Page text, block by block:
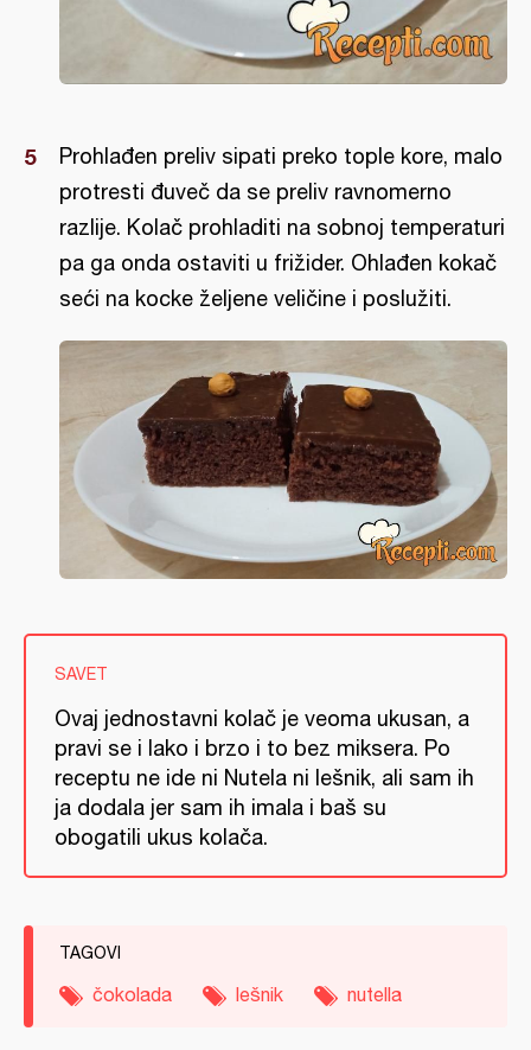
Prohlađen preliv sipati preko tople kore, malo
protresti đuveč da se preliv ravnomerno
razlije. Kolač prohladiti na sobnoj temperaturi
pa ga onda ostaviti u frižider. Ohlađen kokač
seći na kocke željene veličine i poslužiti.
SAVET
Ovaj jednostavni kolač je veoma ukusan, a
pravi se i lako i brzo i to bez miksera. Po
receptu ne ide ni Nutela ni lešnik, ali sam ih
ja dodala jer sam ih imala i baš su
obogatili ukus kolača.
TAGOVI
čokolada lešnik nutella